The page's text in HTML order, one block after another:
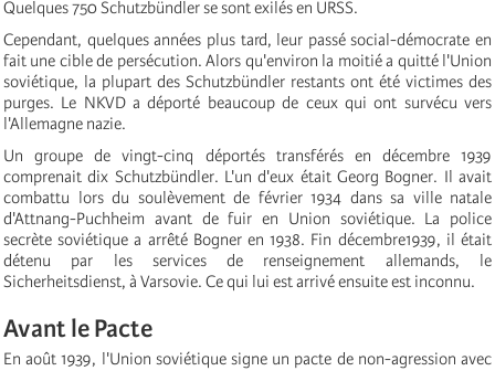
Quelques 750 Schutzbündler se sont exilés en URSS.
Cependant, quelques années plus tard, leur passé social-démocrate en
fait une cible de persécution. Alors qu'environ la moitié a quitté l'Union
soviétique, la plupart des Schutzbündler restants ont été victimes des
purges. Le NKVD a déporté beaucoup de ceux qui ont survécu vers
l'Allemagne nazie.
Un groupe de vingt-cinq déportés transférés en décembre 1939
comprenait dix Schutzbündler. L'un d'eux était Georg Bogner. Il avait
combattu lors du soulèvement de février 1934 dans sa ville natale
d'Attnang-Puchheim avant de fuir en Union soviétique. La police
secrète soviétique a arrêté Bogner en 1938. Fin décembre1939, il était
détenu par les services de renseignement allemands, le
Sicherheitsdienst, à Varsovie. Ce qui lui est arrivé ensuite est inconnu.
Avant le Pacte
En août 1939, l'Union soviétique signe un pacte de non-agression avec